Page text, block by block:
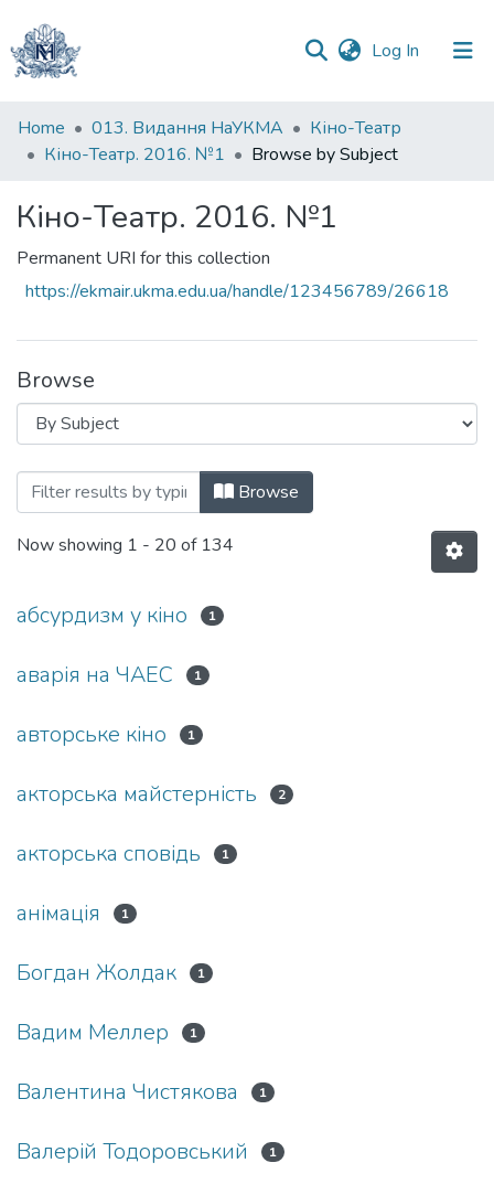
Log In (current)
Communities
&
All of DSpace
Home 013. Видання НаУКМА
Кіно-Театр
Кіно-Театр. 2016. №1
Browse by Subject
Кіно-Театр. 2016. №1
Permanent URI for this collection
https://ekmair.ukma.edu.ua/handle/123456789/26618
Browse
Browsing Кіно-Театр. 2016. №1 by
Browse
Now showing 1 - 20 of 134
абсурдизм у кіно 1
аварія на ЧАЕС 1
авторське кіно 1
акторська майстерність 2
акторська сповідь 1
анімація 1
Богдан Жолдак 1
Вадим Меллер 1
Валентина Чистякова 1
Валерій Тодоровський 1